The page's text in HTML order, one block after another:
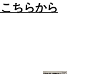
ちらから